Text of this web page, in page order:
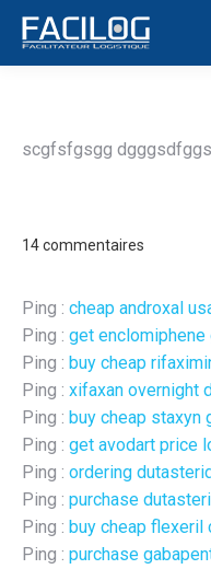
scgfsfgsgg
14 commentaires
Ping : cheap androxal
Ping : get
Ping : buy cheap
Ping : xifaxan overnight
Ping : buy cheap staxyn
Ping : get avodart price
Ping : ordering
Ping : purchase
Ping : buy cheap flexeril
Ping : purchase